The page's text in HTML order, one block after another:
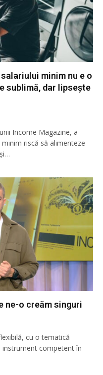
minim nu e o
sublimă, dar lipsește
Income Magazine, a
riscă să alimenteze
ne-o creăm singuri
cu o tematică
instrument competent în